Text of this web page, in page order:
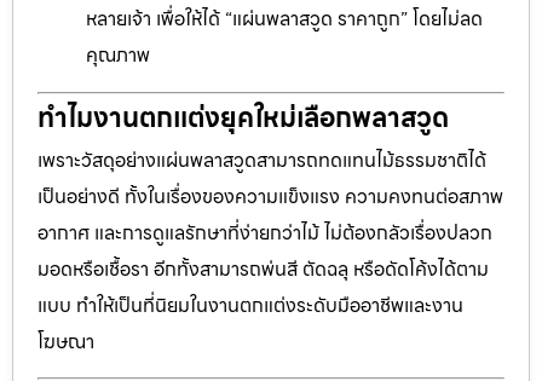
หลายเจ้า เพื่อให้ได้ “แผ่นพลาสวูด ราคาถูก” โดยไม่ลด
คุณภาพ
ทำไมงานตกแต่งยุคใหม่เลือกพลาสวูด
เพราะวัสดุอย่างแผ่นพลาสวูดสามารถทดแทนไม้ธรรมชาติได้
เป็นอย่างดี ทั้งในเรื่องของความแข็งแรง ความคงทนต่อสภาพ
อากาศ และการดูแลรักษาที่ง่ายกว่าไม้ ไม่ต้องกลัวเรื่องปลวก
มอดหรือเชื้อรา อีกทั้งสามารถพ่นสี ตัดฉลุ หรือดัดโค้งได้ตาม
แบบ ทำให้เป็นที่นิยมในงานตกแต่งระดับมืออาชีพและงาน
โฆษณา